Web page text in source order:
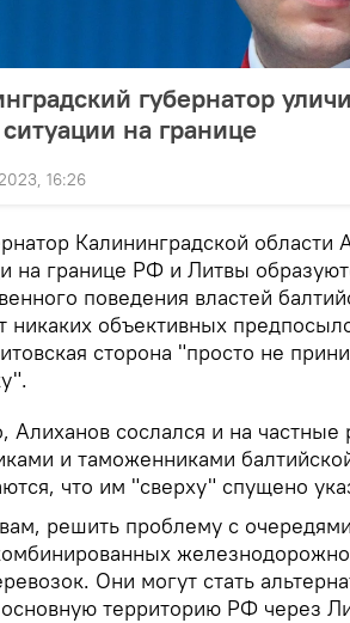
губернатор
на границе
16:26
Калининградской области
на границе РФ и Литвы
поведения властей
никаких объективных
сторона "просто не
Алиханов сослался и на частные
и таможенниками
что им "сверху" спущено
решить проблему с
Они могут стать
территорию РФ через